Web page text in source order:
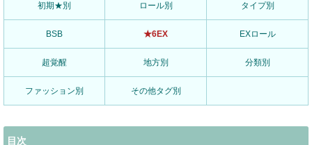
初期★別 ロール別 タイプ別
BSB ★6EX EXロール
超覚醒 地方別 分類別
ファッション別 その他タグ別
目次